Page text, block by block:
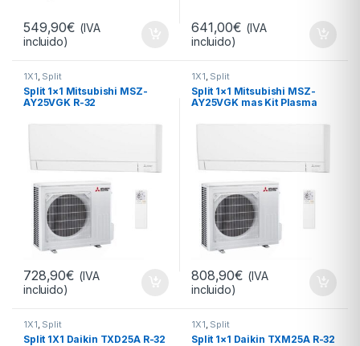
549,90€ (IVA
incluido)
641,00€ (IVA
incluido)
1X1, Split
Split 1×1 Mitsubishi MSZ-
AY25VGK R-32
728,90€ (IVA
incluido)
1X1, Split
Split 1×1 Mitsubishi MSZ-
AY25VGK mas Kit Plasma
808,90€ (IVA
incluido)
1X1, Split
Split 1X1 Daikin TXD25A R-32
1X1, Split
Split 1×1 Daikin TXM25A R-32